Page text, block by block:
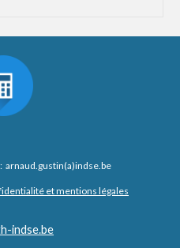
arnaud.gustin(a)indse.be
et mentions légales
indse.be